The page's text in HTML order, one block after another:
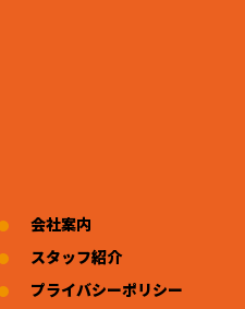
会社案内
スタッフ紹介
プライバシーポリシー